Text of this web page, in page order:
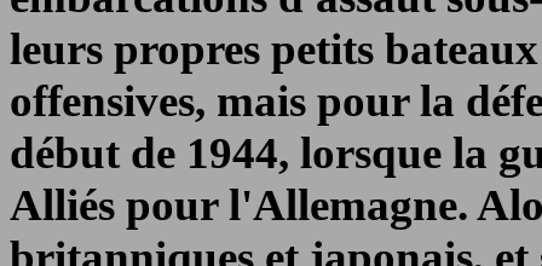
leurs propres petits
offensives, mais pour la
début de 1944, lorsque la
Alliés pour l'Allemagne.